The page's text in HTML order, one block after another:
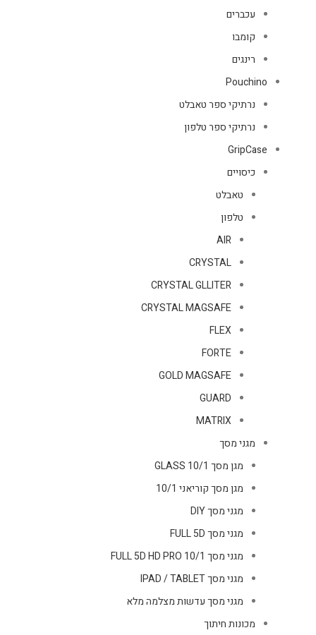
עכברים
קומבו
רינגים
Pouchino
נרתיקי ספר טאבלט
נרתיקי ספר טלפון
GripCase
כיסויים
טאבלט
טלפון
AIR
CRYSTAL
CRYSTAL GLLITER
CRYSTAL MAGSAFE
FLEX
FORTE
GOLD MAGSAFE
GUARD
MATRIX
מגני מסך
מגן מסך GLASS 10/1
מגן מסך קוריאני 10/1
מגני מסך DIY
מגני מסך FULL 5D
מגני מסך FULL 5D HD PRO 10/1
מגני מסך IPAD / TABLET
מגני מסך עדשות מצלמה מלא
מכונות חיתוך